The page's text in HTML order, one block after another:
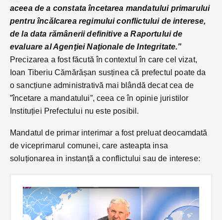
aceea de a constata încetarea mandatului primarului
pentru încălcarea regimului conflictului de interese,
de la data rămânerii definitive a Raportului de
evaluare al Agenţiei Naţionale de Integritate.”
Precizarea a fost făcută în contextul în care cel vizat,
Ioan Tiberiu Cămărășan susținea că prefectul poate da
o sancțiune administrativă mai blândă decat cea de
”încetare a mandatului”, ceea ce în opinie juristilor
Instituției Prefectului nu este posibil.
Mandatul de primar interimar a fost preluat deocamdată
de viceprimarul comunei, care asteapta insa
soluționarea in instanță a conflictului sau de interese: